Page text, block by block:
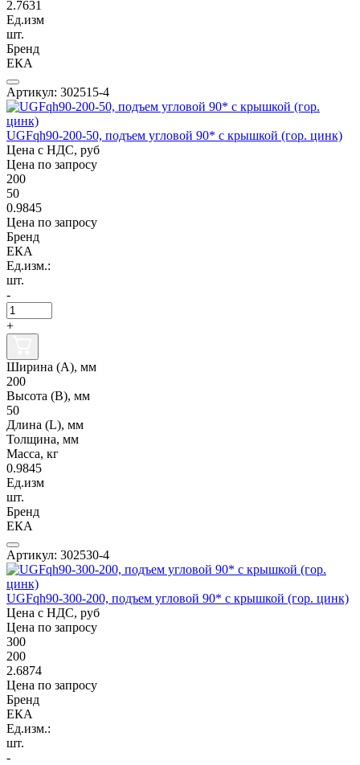
2.7631
Ед.изм
шт.
Бренд
ЕКА
Артикул: 302515-4
UGFqh90-200-50, подъем угловой 90* с крышкой (гор. цинк)
Цена с НДС, руб
Цена по запросу
200
50
0.9845
Цена по запросу
Бренд
ЕКА
Ед.изм.:
шт.
-
+
Ширина (А), мм
200
Высота (В), мм
50
Длина (L), мм
Толщина, мм
Масса, кг
0.9845
Ед.изм
шт.
Бренд
ЕКА
Артикул: 302530-4
UGFqh90-300-200, подъем угловой 90* с крышкой (гор. цинк)
Цена с НДС, руб
Цена по запросу
300
200
2.6874
Цена по запросу
Бренд
ЕКА
Ед.изм.:
шт.
-